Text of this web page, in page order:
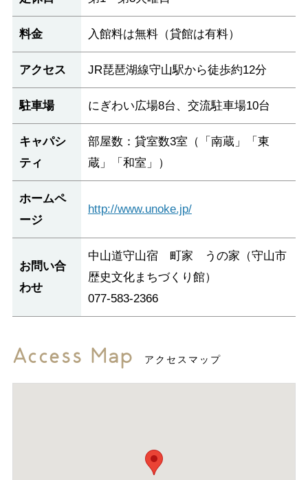
料金 入館料は無料（貸館は有料）
アクセス JR琵琶湖線守山駅から徒歩約12分
駐車場 にぎわい広場8台、交流駐車場10台
キャパシ
ティ
部屋数：貸室数3室（「南蔵」「東
蔵」「和室」）
ホームペ
ージ
http://www.unoke.jp/
お問い合
わせ
中山道守山宿 町家 うの家（守山市
歴史文化まちづくり館）
077-583-2366
Access Map アクセスマップ